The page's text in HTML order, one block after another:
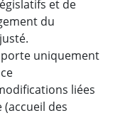
et de
du
porte uniquement
liées
des